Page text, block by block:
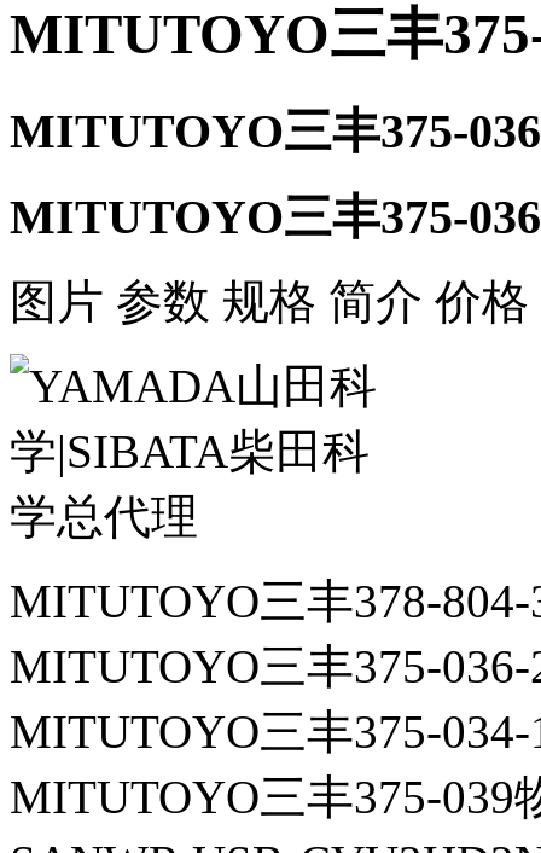
MITUTOYO三丰
MITUTOYO三丰375-
MITUTOYO三丰375-
图片 参数 规格 简介 价
MITUTOYO三丰378-
MITUTOYO三丰375-
MITUTOYO三丰375-
MITUTOYO三丰375-039